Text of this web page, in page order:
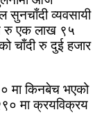
सुनचाँदी व्यवसायी
रु एक लाख ९५
चाँदी रु दुई हजार
मा किनबेच भएको
मा क्रयविक्रय